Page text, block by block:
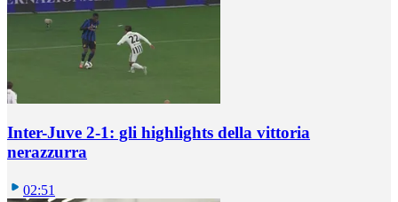
Inter-Juve 2-1: gli highlights della vittoria
nerazzurra
02:51